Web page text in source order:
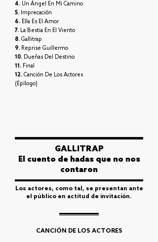
4. Un Ángel En Mi Camino
5. Imprecación
6. Ella Es El Amor
7. La Bestia En El Viento
8. Gallitrap
9. Reprise Guillermo
10. Dueñas Del Destino
11. Final
12. Canción De Los Actores
(Epílogo)
GALLITRAP
El cuento de hadas que no nos
contaron
Los actores, como tal, se presentan ante
el público en actitud de invitación.
CANCIÓN DE LOS ACTORES